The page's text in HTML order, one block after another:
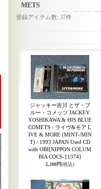
METS
登録アイテム数:37件
ジャッキー吉川 とザ・ブ
ルー・コメッツ JACKEY
YOSHIKAWA & HIS BLUE
COMETS - ライヴ&モア L
IVE & MORE (MINT-/MIN
T) / 1993 JAPAN Used CD
with OBI[NIPPON COLUM
BIA COCS-11374]
2,200円(税込)